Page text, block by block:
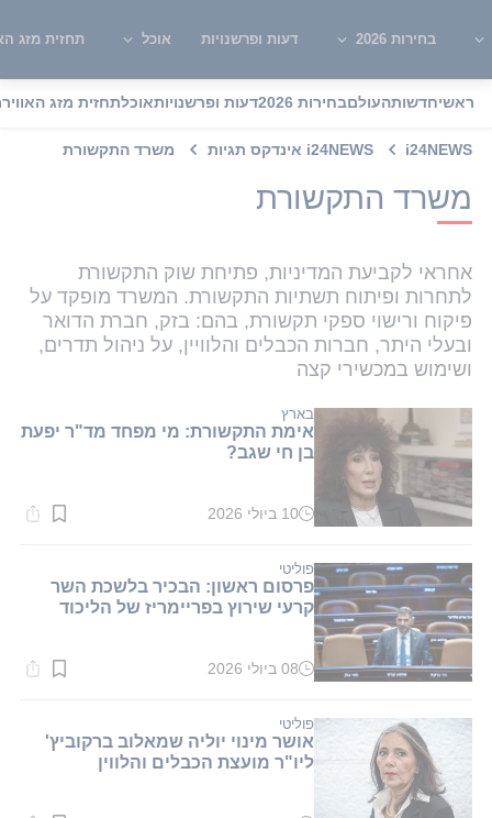
בחירות 2026 דעות ופרשנויות אוכל תחזית מזג
ראשיחדשותהעולםבחירות 2026 דעות ופרשנויותאוכלתחזית מזג האוויר
i24NEWS i24NEWS אינדקס תגיות משרד התקשורת
משרד התקשורת
אחראי לקביעת המדיניות, פתיחת שוק התקשורת
לתחרות ופיתוח תשתיות התקשורת. המשרד מופקד על
פיקוח ורישוי ספקי תקשורת, בהם: בזק, חברת הדואר
ובעלי היתר, חברות הכבלים והלוויין, על ניהול תדרים,
ושימוש במכשירי קצה
בארץ
אימת התקשורת: מי מפחד מד"ר יפעת
בן חי שגב?
זמן
דקות.
10 ביולי 2026
פוליטי
פרסום ראשון: הבכיר בלשכת השר
קרעי שירוץ בפריימריז של הליכוד
זמן
דקות.
08 ביולי 2026
פוליטי
אושר מינוי יוליה שמאלוב ברקוביץ'
ליו"ר מועצת הכבלים והלווין